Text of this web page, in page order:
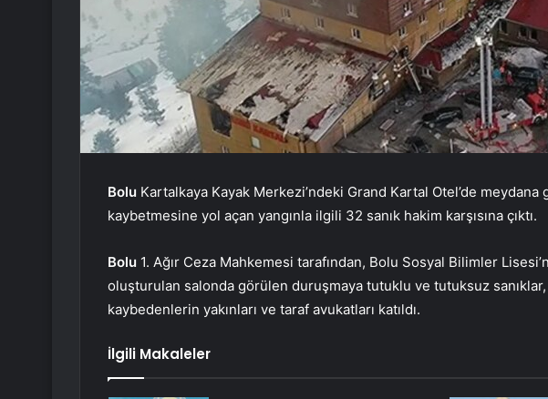
Bolu Kartalkaya Kayak Merkezi’ndeki Grand Kartal Otel’de meydana
kaybetmesine yol açan yangınla ilgili 32 sanık hakim karşısına çıktı.
Bolu 1. Ağır Ceza Mahkemesi tarafından, Bolu Sosyal Bilimler
oluşturulan salonda görülen duruşmaya tutuklu ve tutuksuz sanıklar,
kaybedenlerin yakınları ve taraf avukatları katıldı.
İlgili Makaleler